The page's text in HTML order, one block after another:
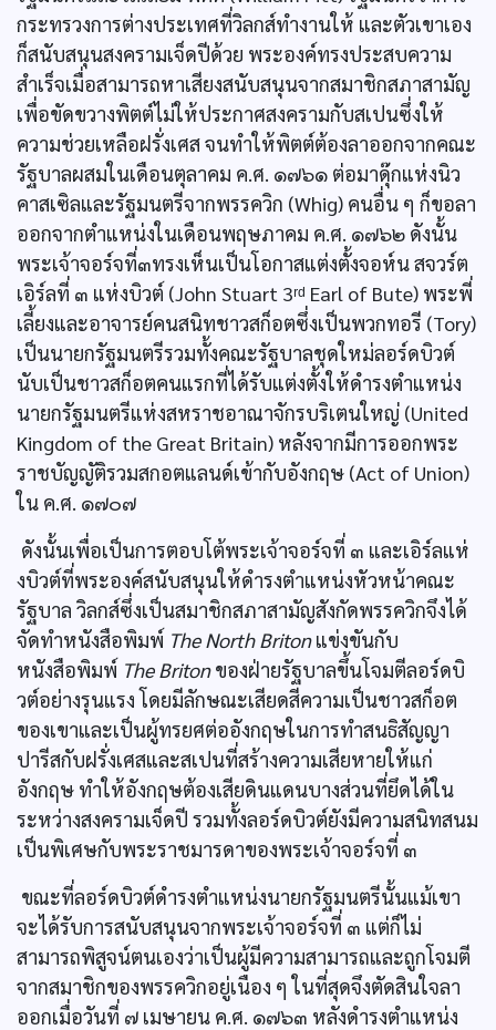
กระทรวงการต่างประเทศที่วิลกส์ทำงานให้ และตัวเขาเอง
ก็สนับสนุนสงครามเจ็ดปีด้วย พระองค์ทรงประสบความ
สำเร็จเมื่อสามารถหาเสียงสนับสนุนจากสมาชิกสภาสามัญ
เพื่อขัดขวางพิตต์ไม่ให้ประกาศสงครามกับสเปนซึ่งให้
ความช่วยเหลือฝรั่งเศส จนทำให้พิตต์ต้องลาออกจากคณะ
รัฐบาลผสมในเดือนตุลาคม ค.ศ. ๑๗๖๑ ต่อมาดุ๊กแห่งนิว
คาสเซิลและรัฐมนตรีจากพรรควิก (Whig) คนอื่น ๆ ก็ขอลา
ออกจากตำแหน่งในเดือนพฤษภาคม ค.ศ. ๑๗๖๒ ดังนั้น
พระเจ้าจอร์จที่๓ทรงเห็นเป็นโอกาสแต่งตั้งจอห์น สจวร์ต
เอิร์ลที่ ๓ แห่งบิวต์ (John Stuart 3ʳᵈ Earl of Bute) พระพี่
เลี้ยงและอาจารย์คนสนิทชาวสก็อตซึ่งเป็นพวกทอรี (Tory)
เป็นนายกรัฐมนตรีรวมทั้งคณะรัฐบาลชุดใหม่ลอร์ดบิวต์
นับเป็นชาวสก็อตคนแรกที่ได้รับแต่งตั้งให้ดำรงตำแหน่ง
นายกรัฐมนตรีแห่งสหราชอาณาจักรบริเตนใหญ่ (United
Kingdom of the Great Britain) หลังจากมีการออกพระ
ราชบัญญัติรวมสกอตแลนด์เข้ากับอังกฤษ (Act of Union)
ใน ค.ศ. ๑๗๐๗
ดังนั้นเพื่อเป็นการตอบโต้พระเจ้าจอร์จที่ ๓ และเอิร์ลแห่
งบิวต์ที่พระองค์สนับสนุนให้ดำรงตำแหน่งหัวหน้าคณะ
รัฐบาล วิลกส์ซึ่งเป็นสมาชิกสภาสามัญสังกัดพรรควิกจึงได้
จัดทำหนังสือพิมพ์ The North Britonแข่งขันกับ
หนังสือพิมพ์ The Britonของฝ่ายรัฐบาลขึ้นโจมตีลอร์ดบิ
วต์อย่างรุนแรง โดยมีลักษณะเสียดสีความเป็นชาวสก็อต
ของเขาและเป็นผู้ทรยศต่ออังกฤษในการทำสนธิสัญญา
ปารีสกับฝรั่งเศสและสเปนที่สร้างความเสียหายให้แก่
อังกฤษ ทำให้อังกฤษต้องเสียดินแดนบางส่วนที่ยึดได้ใน
ระหว่างสงครามเจ็ดปี รวมทั้งลอร์ดบิวต์ยังมีความสนิทสนม
เป็นพิเศษกับพระราชมารดาของพระเจ้าจอร์จที่ ๓
ขณะที่ลอร์ดบิวต์ดำรงตำแหน่งนายกรัฐมนตรีนั้นแม้เขา
จะได้รับการสนับสนุนจากพระเจ้าจอร์จที่ ๓ แต่ก็ไม่
สามารถพิสูจน์ตนเองว่าเป็นผู้มีความสามารถและถูกโจมตี
จากสมาชิกของพรรควิกอยู่เนือง ๆ ในที่สุดจึงตัดสินใจลา
ออกเมื่อวันที่ ๗ เมษายน ค.ศ. ๑๗๖๓ หลังดำรงตำแหน่ง